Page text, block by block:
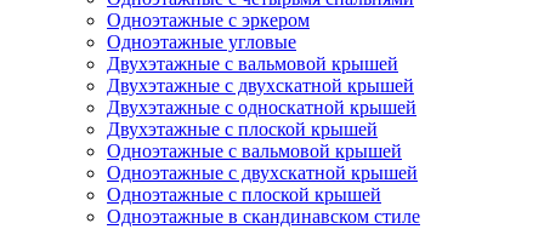
Одноэтажные с эркером
Одноэтажные угловые
Двухэтажные с вальмовой крышей
Двухэтажные с двухскатной крышей
Двухэтажные с односкатной крышей
Двухэтажные с плоской крышей
Одноэтажные с вальмовой крышей
Одноэтажные с двухскатной крышей
Одноэтажные с плоской крышей
Одноэтажные в скандинавском стиле